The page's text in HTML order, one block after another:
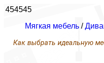
454545
Мягкая мебель /
Как выбрать идеальную